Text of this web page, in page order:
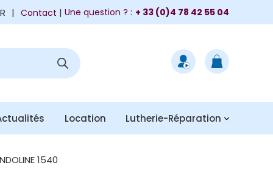
Contact | Une question ? : + 33 (0)4 78 42 55 04
Location Lutherie-Réparation
1540